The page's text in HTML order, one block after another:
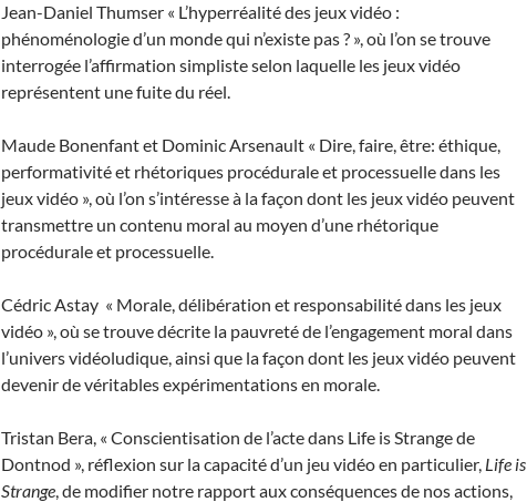
Jean-Daniel Thumser « L’hyperréalité des jeux vidéo :
phénoménologie d’un monde qui n’existe pas ? », où l’on se trouve
interrogée l’affirmation simpliste selon laquelle les jeux vidéo
représentent une fuite du réel.
Maude Bonenfant et Dominic Arsenault « Dire, faire, être: éthique,
performativité et rhétoriques procédurale et processuelle dans les
jeux vidéo », où l’on s’intéresse à la façon dont les jeux vidéo peuvent
transmettre un contenu moral au moyen d’une rhétorique
procédurale et processuelle.
Cédric Astay « Morale, délibération et responsabilité dans les jeux
vidéo », où se trouve décrite la pauvreté de l’engagement moral dans
l’univers vidéoludique, ainsi que la façon dont les jeux vidéo peuvent
devenir de véritables expérimentations en morale.
Tristan Bera, « Conscientisation de l’acte dans Life is Strange de
Dontnod », réflexion sur la capacité d’un jeu vidéo en particulier, Life is
Strange, de modifier notre rapport aux conséquences de nos actions,